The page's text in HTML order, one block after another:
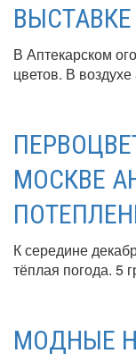
В Аптекарском
цветов. В
МОСКВЕ
К середине
тёплая погода. 5
МОДНЫЕ